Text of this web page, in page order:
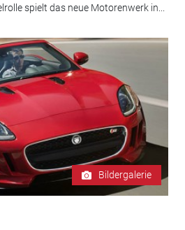
spielt das neue Motorenwerk in...
Bildergalerie